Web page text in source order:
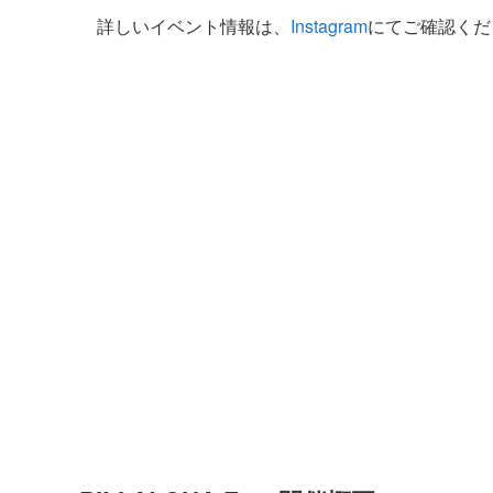
詳しいイベント情報は、 Instagramにてご確認く